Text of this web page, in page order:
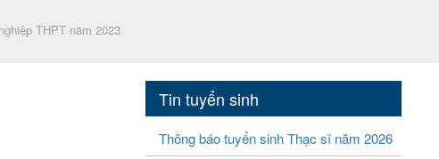
THPT năm 2023
Tin tuyển sinh
Thông báo tuyển sinh Thạc sĩ năm 2026